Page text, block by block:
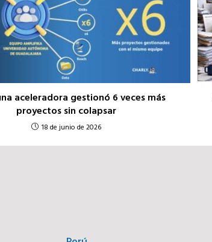
aceleradora gestionó 6 veces más
proyectos sin colapsar
18 de junio de 2026